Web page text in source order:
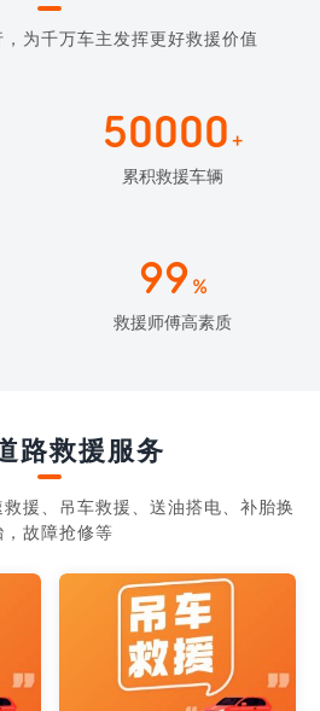
为千万车主发挥更好救援价值
50000 +
累积救援车辆
99 %
救援师傅高素质
路救援服务
援、吊车救援、送油搭电、补胎换
，故障抢修等